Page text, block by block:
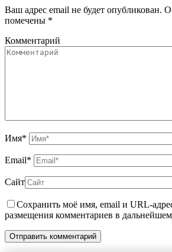
Ваш адрес email не будет опубликован.
помечены *
Комментарий
Имя*
Email*
Сайт
Сохранить моё имя, email и URL-
размещения комментариев в